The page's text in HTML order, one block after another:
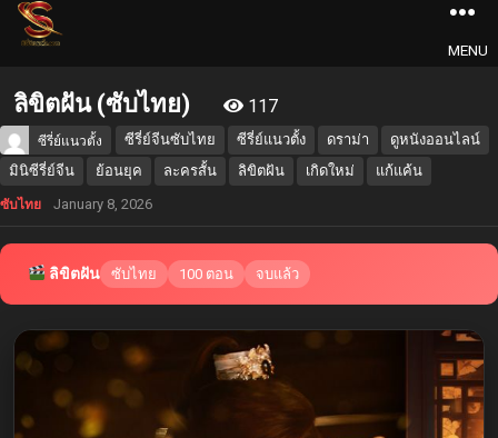
MENU
ลิขิตฝัน (ซับไทย) 117
ซีรี่ย์แนวตั้ง ซีรี่ย์จีนซับไทย ซีรี่ย์แนวตั้ง ดราม่า
ดูหนังออนไลน์
มินิซีรี่ย์จีน
ย้อนยุค ละครสั้น ลิขิตฝัน เกิดใหม่ แก้แค้น
ซับไทย January 8, 2026
ลิขิตฝัน ซับไทย 100 ตอน จบแล้ว